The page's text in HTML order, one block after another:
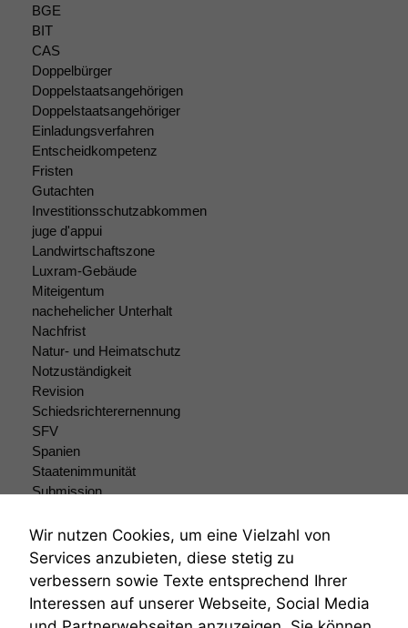
BGE
BIT
CAS
Doppelbürger
Doppelstaatsangehörigen
Doppelstaatsangehöriger
Einladungsverfahren
Entscheidkompetenz
Fristen
Gutachten
Investitionsschutzabkommen
juge d'appui
Landwirtschaftszone
Luxram-Gebäude
Miteigentum
nachehelicher Unterhalt
Nachfrist
Natur- und Heimatschutz
Notzuständigkeit
Revision
Schiedsrichterernennung
SFV
Spanien
Staatenimmunität
Submission
Teilungsklage
Venezuela
VRK
Wiederherstellungsanordnung
Zivilprozessordnung
Wir nutzen Cookies, um eine Vielzahl von
Services anzubieten, diese stetig zu
verbessern sowie Texte entsprechend Ihrer
Interessen auf unserer Webseite, Social Media